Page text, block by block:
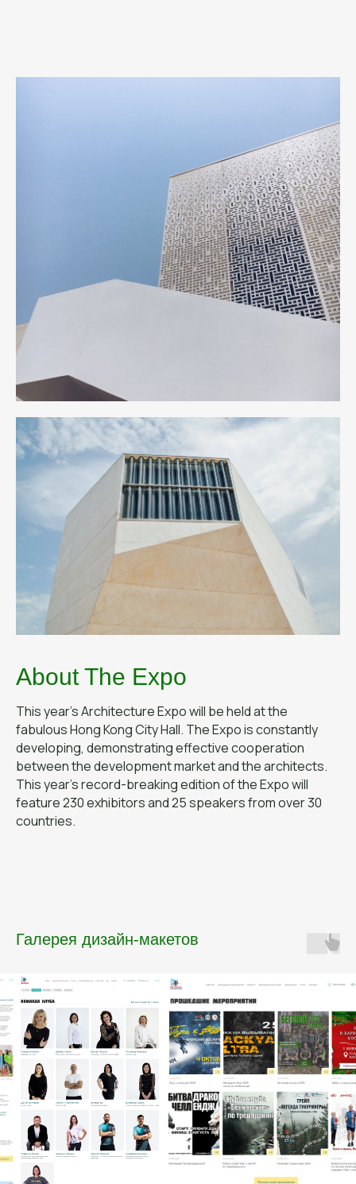
About The Expo
This year's Architecture Expo will be held at the
fabulous Hong Kong City Hall. The Expo is constantly
developing, demonstrating effective cooperation
between the development market and the architects.
This year's record-breaking edition of the Expo will
feature 230 exhibitors and 25 speakers from over 30
countries.
Галерея дизайн-макетов